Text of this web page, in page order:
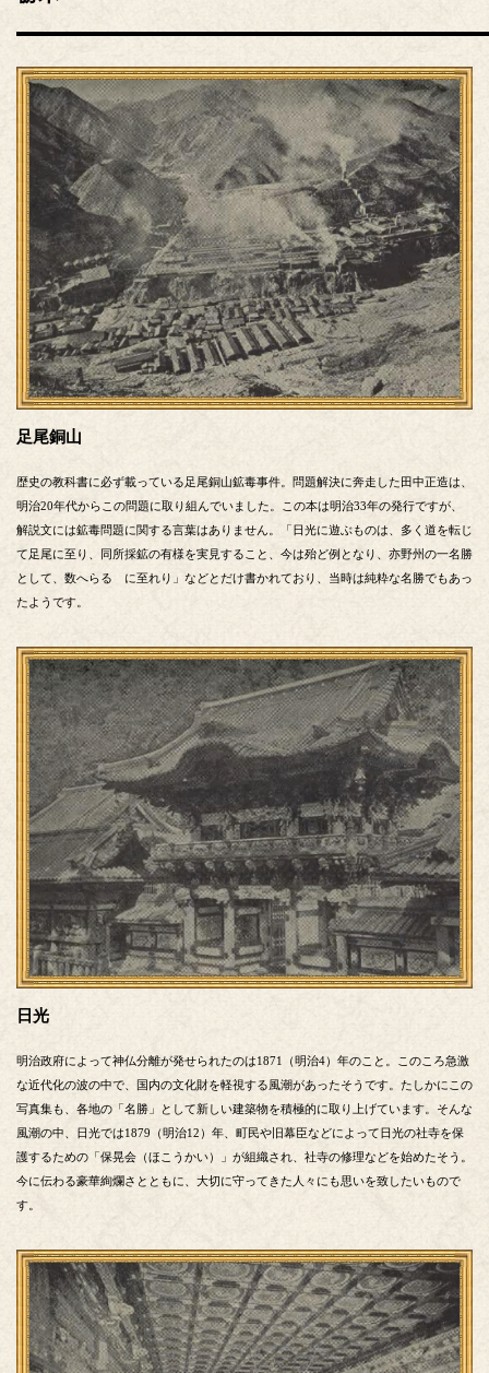
足尾銅山
歴史の教科書に必ず載っている足尾銅山鉱毒事件。問題解決に奔走した田中正造は、
明治20年代からこの問題に取り組んでいました。この本は明治33年の発行ですが、
解説文には鉱毒問題に関する言葉はありません。「日光に遊ぶものは、多く道を転じ
て足尾に至り、同所採鉱の有様を実見すること、今は殆ど例となり、亦野州の一名勝
として、数へらるゝに至れり」などとだけ書かれており、当時は純粋な名勝でもあっ
たようです。
日光
明治政府によって神仏分離が発せられたのは1871（明治4）年のこと。このころ急激
な近代化の波の中で、国内の文化財を軽視する風潮があったそうです。たしかにこの
写真集も、各地の「名勝」として新しい建築物を積極的に取り上げています。そんな
風潮の中、日光では1879（明治12）年、町民や旧幕臣などによって日光の社寺を保
護するための「保晃会（ほこうかい）」が組織され、社寺の修理などを始めたそう。
今に伝わる豪華絢爛さとともに、大切に守ってきた人々にも思いを致したいもので
す。